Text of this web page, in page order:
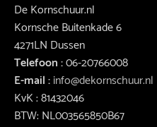
De Kornschuur.nl
Kornsche Buitenkade 6
4271LN Dussen
Telefoon :06-20766008
E-mail :info@dekornschuur.nl
KvK : 81432046
BTW: NL003565850B67